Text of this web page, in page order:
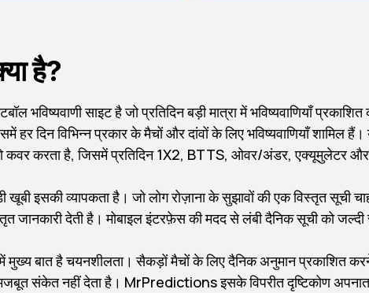
है?
भविष्यवाणी साइट है जो प्रतिदिन बड़ी मात्रा में भविष्यवाणियाँ
हर दिन विभिन्न प्रकार के मैचों और दांवों के लिए भविष्यवाणियाँ शामिल
कवर करता है, जिसमें प्रतिदिन 1X2, BTTS, ओवर/अंडर, एक्यूमुलेटर और
खूबी इसकी व्यापकता है। जो लोग रोज़ाना के सुझावों की एक विस्तृत सूची
जानकारी देती है। मोबाइल इंटरफ़ेस की मदद से लंबी दैनिक सूची को
बात है चयनशीलता। सैकड़ों मैचों के लिए दैनिक अनुमान प्रकाशित
मजबूत संकेत नहीं देता है। MrPredictions इसके विपरीत दृष्टिकोण